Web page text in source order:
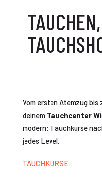
Vom ersten Atemzug bis
deinem Tauchcenter
modern: Tauchkurse
jedes Level.
TAUCHKURSE